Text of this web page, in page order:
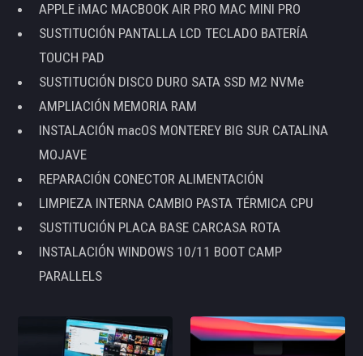
APPLE iMAC MACBOOK AIR PRO MAC MINI PRO
SUSTITUCIÓN PANTALLA LCD TECLADO BATERÍA
TOUCH PAD
SUSTITUCIÓN DISCO DURO SATA SSD M2 NVMe
AMPLIACIÓN MEMORIA RAM
INSTALACIÓN macOS MONTEREY BIG SUR CATALINA
MOJAVE
REPARACIÓN CONECTOR ALIMENTACIÓN
LIMPIEZA INTERNA CAMBIO PASTA TÉRMICA CPU
SUSTITUCIÓN PLACA BASE CARCASA ROTA
INSTALACIÓN WINDOWS 10/11 BOOT CAMP
PARALLELS